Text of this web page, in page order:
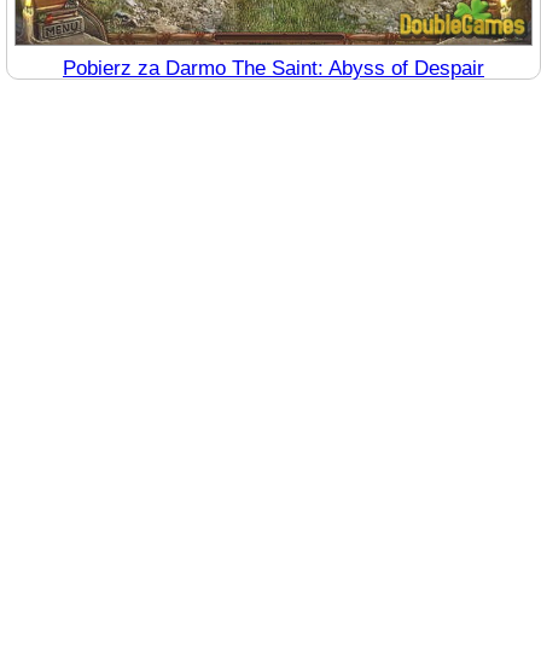
Pobierz za Darmo The Saint: Abyss of Despair